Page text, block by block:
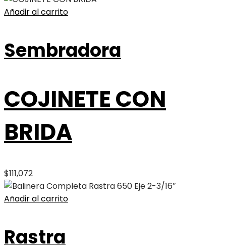
Añadir al carrito
Sembradora
COJINETE CON
BRIDA
$111,072
Añadir al carrito
Rastra